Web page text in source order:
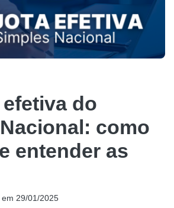
do
como
entender as
em 29/01/2025